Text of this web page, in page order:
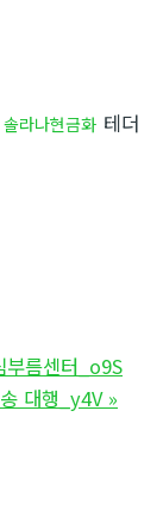
솔라나현금화 테더
름센터_o9S
대행_y4V »